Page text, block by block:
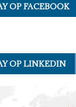
OP FACEBOOK
OP LINKEDIN